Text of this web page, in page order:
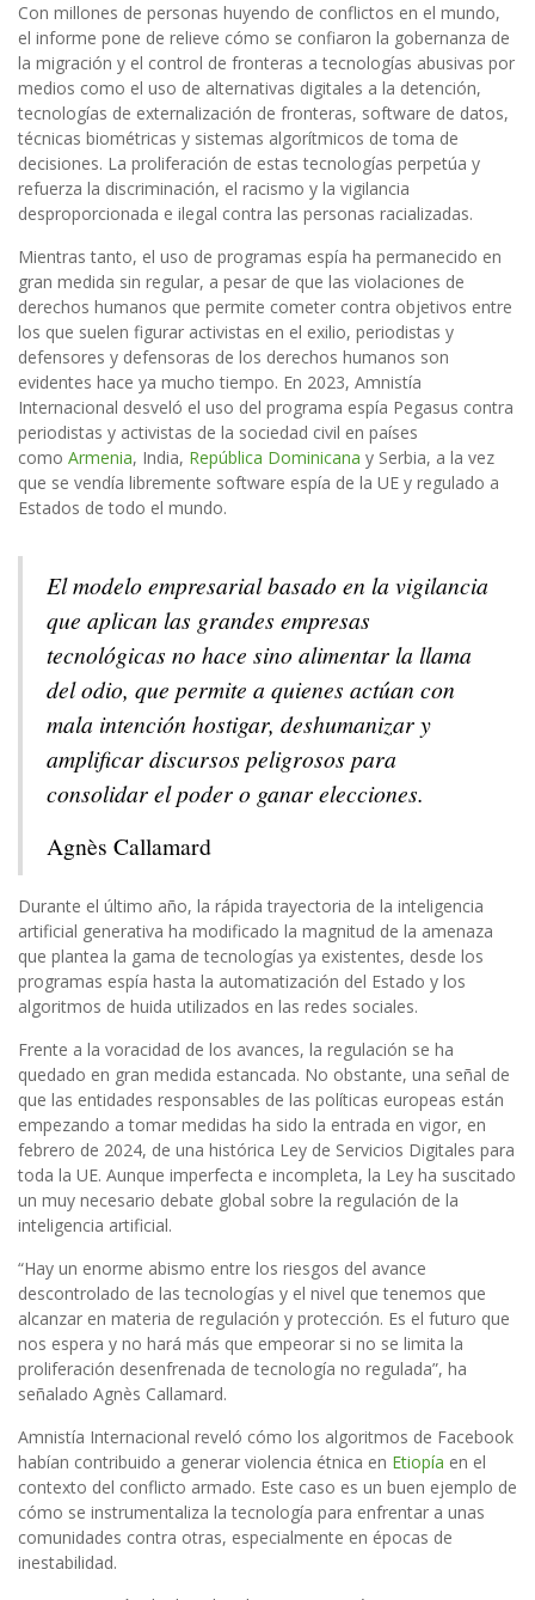
Con millones de personas huyendo de conflictos en el mundo,
el informe pone de relieve cómo se confiaron la gobernanza de
la migración y el control de fronteras a tecnologías abusivas por
medios como el uso de alternativas digitales a la detención,
tecnologías de externalización de fronteras, software de datos,
técnicas biométricas y sistemas algorítmicos de toma de
decisiones. La proliferación de estas tecnologías perpetúa y
refuerza la discriminación, el racismo y la vigilancia
desproporcionada e ilegal contra las personas racializadas.
Mientras tanto, el uso de programas espía ha permanecido en
gran medida sin regular, a pesar de que las violaciones de
derechos humanos que permite cometer contra objetivos entre
los que suelen figurar activistas en el exilio, periodistas y
defensores y defensoras de los derechos humanos son
evidentes hace ya mucho tiempo. En 2023, Amnistía
Internacional desveló el uso del programa espía Pegasus contra
periodistas y activistas de la sociedad civil en países
como Armenia, India, República Dominicana y Serbia, a la vez
que se vendía libremente software espía de la UE y regulado a
Estados de todo el mundo.
El modelo empresarial basado en la vigilancia
que aplican las grandes empresas
tecnológicas no hace sino alimentar la llama
del odio, que permite a quienes actúan con
mala intención hostigar, deshumanizar y
amplificar discursos peligrosos para
consolidar el poder o ganar elecciones.
Agnès Callamard
Durante el último año, la rápida trayectoria de la inteligencia
artificial generativa ha modificado la magnitud de la amenaza
que plantea la gama de tecnologías ya existentes, desde los
programas espía hasta la automatización del Estado y los
algoritmos de huida utilizados en las redes sociales.
Frente a la voracidad de los avances, la regulación se ha
quedado en gran medida estancada. No obstante, una señal de
que las entidades responsables de las políticas europeas están
empezando a tomar medidas ha sido la entrada en vigor, en
febrero de 2024, de una histórica Ley de Servicios Digitales para
toda la UE. Aunque imperfecta e incompleta, la Ley ha suscitado
un muy necesario debate global sobre la regulación de la
inteligencia artificial.
“Hay un enorme abismo entre los riesgos del avance
descontrolado de las tecnologías y el nivel que tenemos que
alcanzar en materia de regulación y protección. Es el futuro que
nos espera y no hará más que empeorar si no se limita la
proliferación desenfrenada de tecnología no regulada”, ha
señalado Agnès Callamard.
Amnistía Internacional reveló cómo los algoritmos de Facebook
habían contribuido a generar violencia étnica en Etiopía en el
contexto del conflicto armado. Este caso es un buen ejemplo de
cómo se instrumentaliza la tecnología para enfrentar a unas
comunidades contra otras, especialmente en épocas de
inestabilidad.